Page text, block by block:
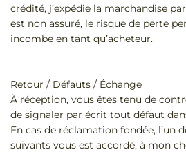
crédité, j’expédie la marchandise
est non assuré, le risque de perte
incombe en tant qu’acheteur.
Retour / Défauts / Échange
À réception, vous êtes tenu de
de signaler par écrit tout défaut
En cas de réclamation fondée, l’un
suivants vous est accordé, à mon